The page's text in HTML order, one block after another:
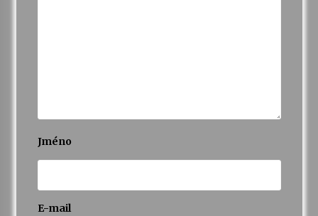
Jméno
E-mail